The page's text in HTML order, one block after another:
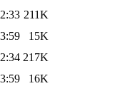
211K
15K
217K
16K